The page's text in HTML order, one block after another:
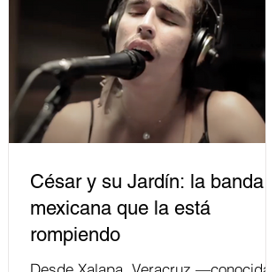
César y su Jardín: la banda
mexicana que la está
rompiendo